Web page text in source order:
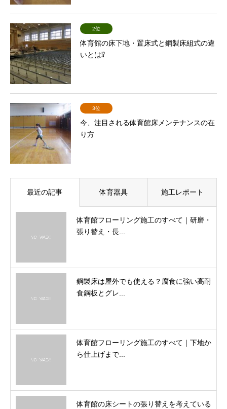
2位
体育館の床下地・置床式と鋼製床組式の違
いとは⁉
3位
今、注目される体育館床メンテナンスの在
り方
最近の記事 体育器具 施工レポート
体育館フローリング施工のすべて｜研磨・
張り替え・長...
鋼製床は屋外でも使える？腐食に強い高耐
食鋼板とグレ...
体育館フローリング施工のすべて｜下地か
ら仕上げまで...
体育館の床シートの張り替えを考えている